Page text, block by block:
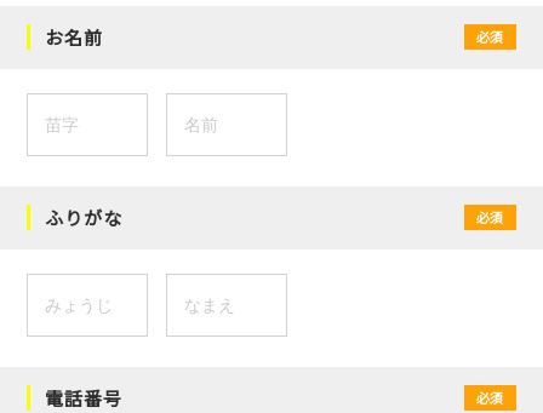
お名前 必須
ふりがな 必須
電話番号 必須